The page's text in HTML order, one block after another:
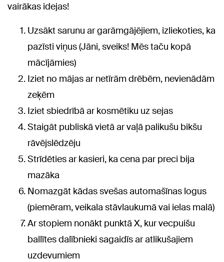
vairākas idejas!
Uzsākt sarunu ar garāmgājējiem, izliekoties, ka
pazīsti viņus (Jāni, sveiks! Mēs taču kopā
mācījāmies)
Iziet no mājas ar netīrām drēbēm, nevienādām
zeķēm
Iziet sbiedrībā ar kosmētiku uz sejas
Staigāt publiskā vietā ar vaļā palikušu bikšu
rāvējslēdzēju
Strīdēties ar kasieri, ka cena par preci bija
mazāka
Nomazgāt kādas svešas automašīnas logus
(piemēram, veikala stāvlaukumā vai ielas malā)
Ar stopiem nonākt punktā X, kur vecpuišu
ballītes dalībnieki sagaidīs ar atlikušajiem
uzdevumiem